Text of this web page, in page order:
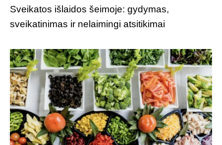
Sveikatos išlaidos šeimoje: gydymas,
sveikatinimas ir nelaimingi atsitikimai